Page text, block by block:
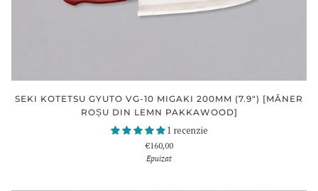
SEKI KOTETSU GYUTO VG-10 MIGAKI 200MM (7.9") [MÂNER
ROȘU DIN LEMN PAKKAWOOD]
1 recenzie
€160,00
Epuizat